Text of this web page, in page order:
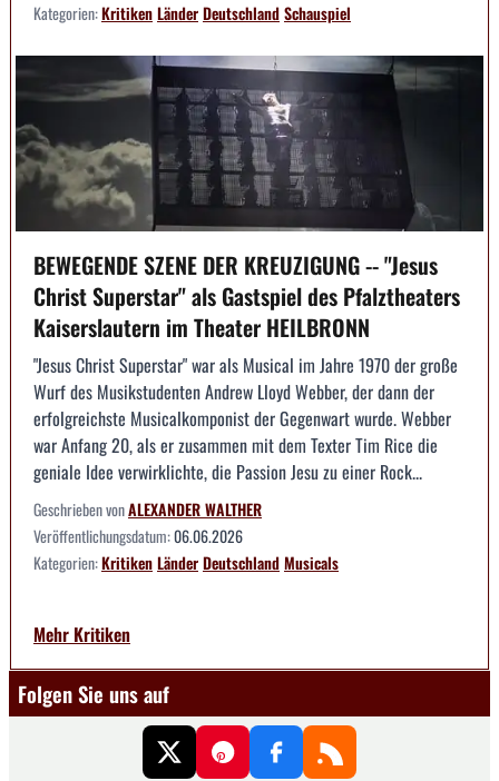
Kategorien:KritikenLänderDeutschlandSchauspiel
BEWEGENDE SZENE DER KREUZIGUNG -- "Jesus
Christ Superstar" als Gastspiel des Pfalztheaters
Kaiserslautern im Theater HEILBRONN
"Jesus Christ Superstar" war als Musical im Jahre 1970 der große
Wurf des Musikstudenten Andrew Lloyd Webber, der dann der
erfolgreichste Musicalkomponist der Gegenwart wurde. Webber
war Anfang 20, als er zusammen mit dem Texter Tim Rice die
geniale Idee verwirklichte, die Passion Jesu zu einer Rock...
Geschrieben vonALEXANDER WALTHER
Veröffentlichungsdatum:06.06.2026
Kategorien:KritikenLänderDeutschlandMusicals
Mehr Kritiken
Folgen Sie uns auf